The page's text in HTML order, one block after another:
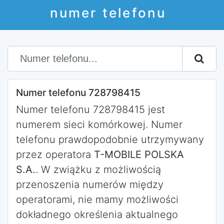
numer telefonu
Numer telefonu 728798415
Numer telefonu 728798415 jest
numerem sieci komórkowej. Numer
telefonu prawdopodobnie utrzymywany
przez operatora T-MOBILE POLSKA
S.A.. W zwiążku z możliwością
przenoszenia numerów między
operatorami, nie mamy możliwości
dokładnego określenia aktualnego